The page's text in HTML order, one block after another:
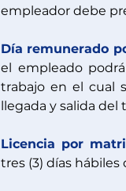
empleador debe
Día remunerado
el empleado
trabajo en el cual
llegada y salida del
Licencia por
tres (3) días hábiles